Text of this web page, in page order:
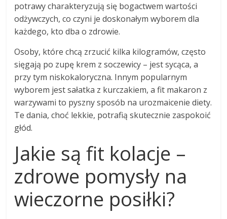
potrawy charakteryzują się bogactwem wartości
odżywczych, co czyni je doskonałym wyborem dla
każdego, kto dba o zdrowie.
Osoby, które chcą zrzucić kilka kilogramów, często
sięgają po zupę krem z soczewicy – jest sycąca, a
przy tym niskokaloryczna. Innym popularnym
wyborem jest sałatka z kurczakiem, a fit makaron z
warzywami to pyszny sposób na urozmaicenie diety.
Te dania, choć lekkie, potrafią skutecznie zaspokoić
głód.
Jakie są fit kolacje –
zdrowe pomysły na
wieczorne posiłki?